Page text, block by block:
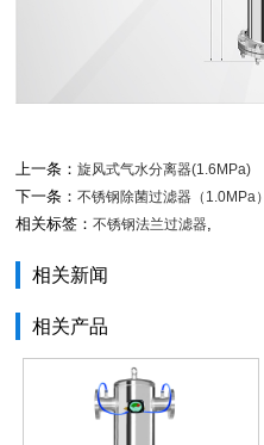
上一条：旋风式气水分离器(1.6MPa)
下一条：不锈钢除菌过滤器（1.0MPa）
相关标签：不锈钢法兰过滤器,
相关新闻
相关产品